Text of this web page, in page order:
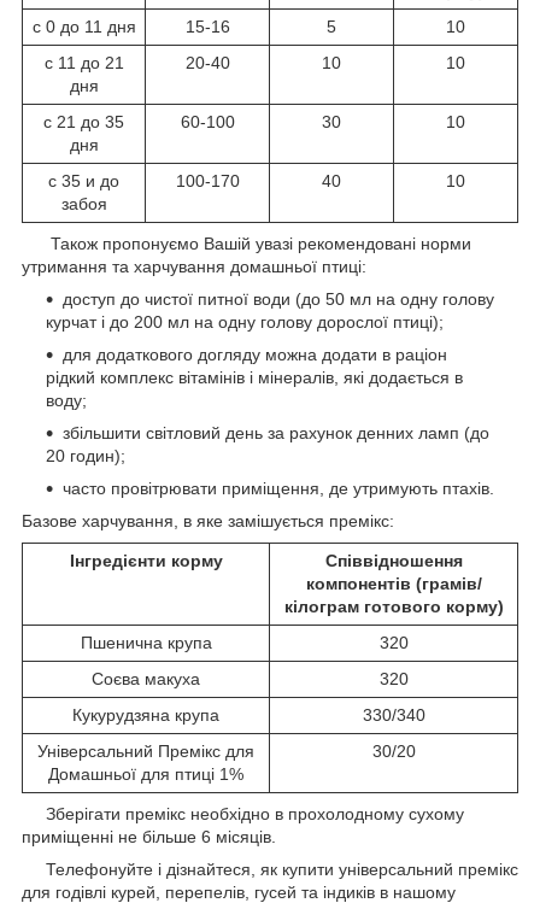
с 0 до 11 дня
15-16 5
10
с 11 до 21
дня
20-40 10 10
с 21 до 35
дня
60-100 30 10
с 35 и до
забоя
100-170 40 10
Також пропонуємо Вашій увазі рекомендовані норми
утримання та харчування домашньої птиці:
доступ до чистої питної води (до 50 мл на одну голову
курчат і до 200 мл на одну голову дорослої птиці);
для додаткового догляду можна додати в раціон
рідкий комплекс вітамінів і мінералів, які додається в
воду;
збільшити світловий день за рахунок денних ламп (до
20 годин);
часто провітрювати приміщення, де утримують птахів.
Базове харчування, в яке замішується премікс:
Інгредієнти корму
Співвідношення
компонентів (грамів/
кілограм готового корму)
Пшенична крупа
320
Соєва макуха
320
Кукурудзяна крупа
330/340
Універсальний Премікс для
Домашньої для птиці 1%
30/20
Зберігати премікс необхідно в прохолодному сухому
приміщенні не більше 6 місяців.
Телефонуйте і дізнайтеся, як купити універсальний премікс
для годівлі курей, перепелів, гусей та індиків в нашому